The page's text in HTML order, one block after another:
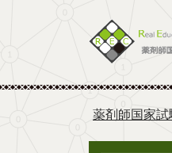
薬剤師国家